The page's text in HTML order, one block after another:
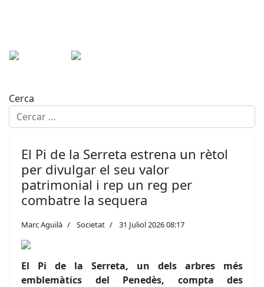
Cerca
El Pi de la Serreta estrena un rètol
per divulgar el seu valor
patrimonial i rep un reg per
combatre la sequera
Marc Aguilà Societat 31 Juliol 2026 08:17
El Pi de la Serreta, un dels arbres més
emblemàtics del Penedès, compta des